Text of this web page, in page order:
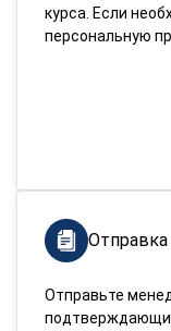
курса. Если
персональную
Отправьте